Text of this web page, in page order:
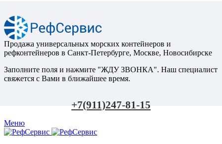
Продажа универсальных морских контейнеров и
рефконтейнеров в Санкт-Петербурге, Москве, Новосибирске
Заполните поля и нажмите "ЖДУ ЗВОНКА". Наш специалист
свяжется с Вами в ближайшее время.
+7(911)247-81-15
Меню